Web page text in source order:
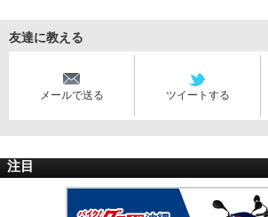
友達に教える
メールで送る ツイートする
注目